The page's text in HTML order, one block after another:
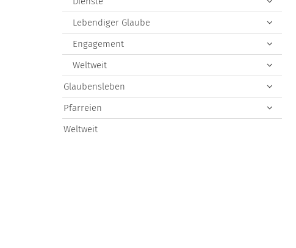
Lebendiger Glaube
Engagement
Weltweit
Glaubensleben
Pfarreien
Weltweit